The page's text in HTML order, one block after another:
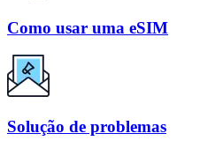
Como usar uma eSIM
Solução de problemas